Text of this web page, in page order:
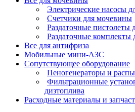
Электрические насосы
Счетчики для мочевины
Раздаточные пистолеты
Раздаточные комплекты
Все для антифриза
Мобильные мини-АЗС
Сопутствующее оборудование
Пеногенераторы и
Фильтрационные
дизтоплива
Расходные материалы и